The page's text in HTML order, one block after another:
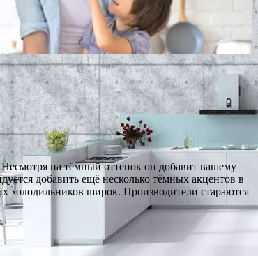
на тёмный оттенок он добавит вашему
добавить ещё несколько тёмных акцентов в
холодильников широк. Производители стараются